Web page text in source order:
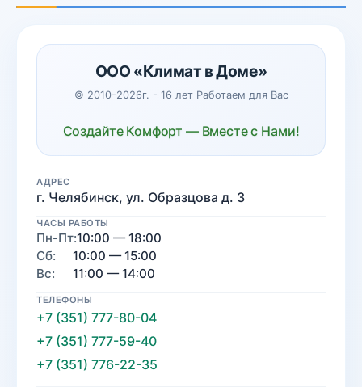
ООО «Климат в Доме»
© 2010-2026г. - 16 лет Работаем для Вас
Создайте Комфорт — Вместе с Нами!
АДРЕС
г. Челябинск, ул. Образцова д. 3
ЧАСЫ РАБОТЫ
Пн-Пт:10:00 — 18:00
Сб:
10:00 — 15:00
Вс:
11:00 — 14:00
ТЕЛЕФОНЫ
+7 (351) 777-80-04
+7 (351) 777-59-40
+7 (351) 776-22-35